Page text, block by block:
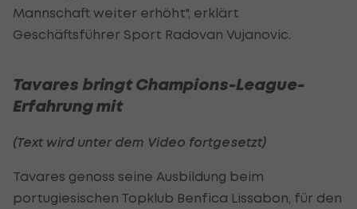
Mannschaft weiter erhöht", erklärt
Geschäftsführer Sport Radovan Vujanovic.
Tavares bringt Champions-League-
Erfahrung mit
(Text wird unter dem Video fortgesetzt)
Tavares genoss seine Ausbildung beim
portugiesischen Topklub Benfica Lissabon, für den